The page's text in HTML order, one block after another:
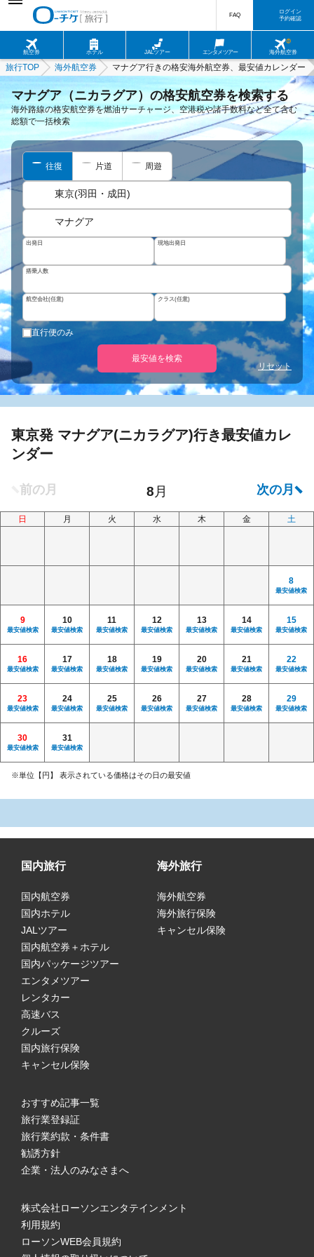
航空券 ホテル JALツアー エンタメツアー 海外航空券
FAQ
ログイン
予約確認
旅行TOP 海外航空券 マナグア行きの格安海外航空券、最安値カレンダー
マナグア（ニカラグア）の格安航空券を検索する
海外路線の格安航空券を燃油サーチャージ、空港税や諸手数料など全て含む
総額で一括検索
往復 片道 周遊
東京(羽田・成田)
マナグア
出発日 現地出発日
搭乗人数
航空会社(任意) クラス(任意)
直行便のみ
最安値を検索
リセット
東京発 マナグア(ニカラグア)行き最安値カレ
ンダー
日 月 火 水 木 金 土
8
最安値検索
9
最安値検索
10
最安値検索
11
最安値検索
12
最安値検索
13
最安値検索
14
最安値検索
15
最安値検索
16
最安値検索
17
最安値検索
18
最安値検索
19
最安値検索
20
最安値検索
21
最安値検索
22
最安値検索
23
最安値検索
24
最安値検索
25
最安値検索
26
最安値検索
27
最安値検索
28
最安値検索
29
最安値検索
30
最安値検索
31
最安値検索
※単位【円】 表示されている価格はその日の最安値
国内旅行
国内航空券
国内ホテル
JALツアー
国内航空券＋ホテル
国内パッケージツアー
エンタメツアー
レンタカー
高速バス
クルーズ
国内旅行保険
キャンセル保険
海外旅行
海外航空券
海外旅行保険
キャンセル保険
おすすめ記事一覧
旅行業登録証
旅行業約款・条件書
勧誘方針
企業・法人のみなさまへ
株式会社ローソンエンタテインメント
利用規約
ローソンWEB会員規約